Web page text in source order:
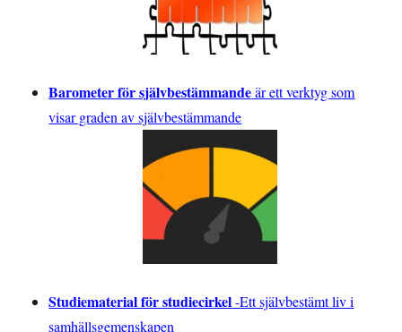
Barometer för självbestämmandeär ett verktyg som
visar graden av självbestämmande
Studiematerial för studiecirkel-Ett självbestämt liv i
samhällsgemenskapen